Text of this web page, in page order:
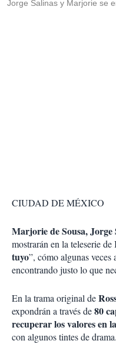
Jorge Salinas y Marjorie se
CIUDAD DE MÉXICO
Marjorie de Sousa,
mostrarán en la teleserie
tuyo”, cómo algunas
encontrando justo lo que
En la trama original de
expondrán a través de80
recuperar los valores en
con algunos tintes de drama.